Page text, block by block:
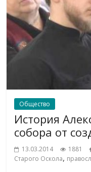
Общество
История
собора от
13.03.2014 1881
Старого Оскола,